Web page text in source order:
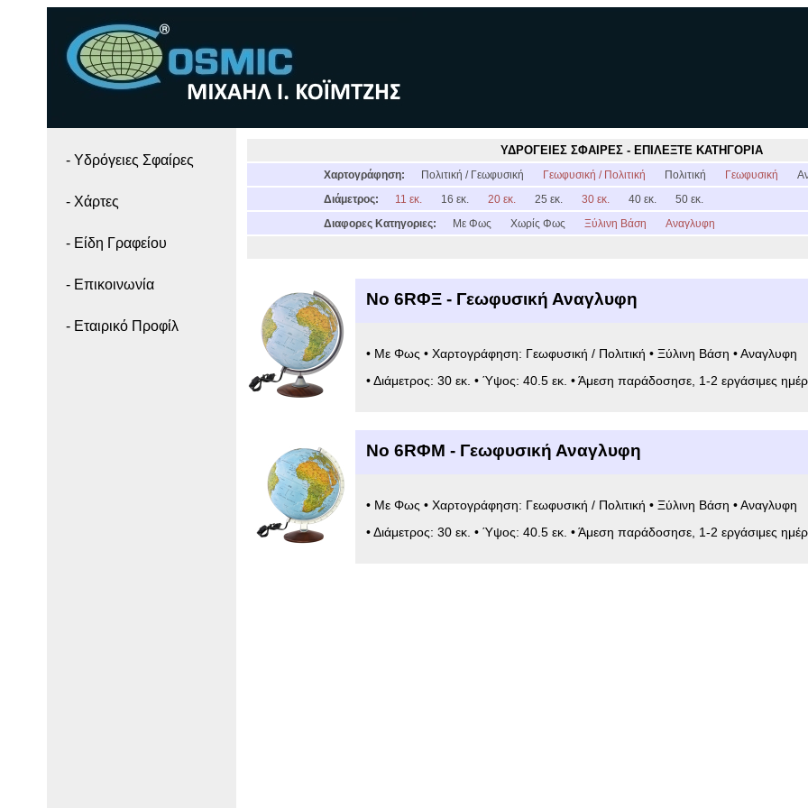
- Yδρόγειες Σφαίρες
- Χάρτες
- Είδη Γραφείου
- Επικοινωνία
- Εταιρικό Προφίλ
ΥΔΡΟΓΕΙΕΣ ΣΦΑΙΡΕΣ - ΕΠΙΛΕΞΤΕ ΚΑΤΗΓΟΡΙΑ
Χαρτογράφηση: Πολιτική / Γεωφυσική Γεωφυσική / Πολιτική Πολιτική Γεωφυσική
Διάμετρος:
11 εκ. 16 εκ. 20 εκ. 25 εκ. 30 εκ. 40 εκ.
50 εκ.
Διαφορες Κατηγοριες:
Με Φως Χωρίς Φως Ξύλινη Βάση Αναγλυφη
Νο 6RΦΞ - Γεωφυσική Αναγλυφη
• Με Φως • Χαρτογράφηση: Γεωφυσική / Πολιτική • Ξύλινη Βάση • Αναγλυφη
• Διάμετρος: 30 εκ. • Ύψος: 40.5 εκ. • Άμεση παράδοσησε, 1-2 εργάσιμες
Νο 6RΦΜ - Γεωφυσική Αναγλυφη
• Με Φως • Χαρτογράφηση: Γεωφυσική / Πολιτική • Ξύλινη Βάση • Αναγλυφη
• Διάμετρος: 30 εκ. • Ύψος: 40.5 εκ. • Άμεση παράδοσησε, 1-2 εργάσιμες